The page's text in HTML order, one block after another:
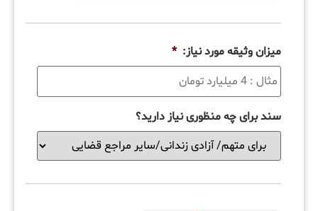
میزان وثیقه مورد نیاز: *
سند برای چه منظوری نیاز دارید؟